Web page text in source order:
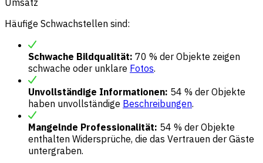
Umsatz
Häufige Schwachstellen sind:
Schwache Bildqualität: 70 % der Objekte zeigen
schwache oder unklare Fotos.
Unvollständige Informationen: 54 % der Objekte
haben unvollständige Beschreibungen.
Mangelnde Professionalität: 54 % der Objekte
enthalten Widersprüche, die das Vertrauen der Gäste
untergraben.